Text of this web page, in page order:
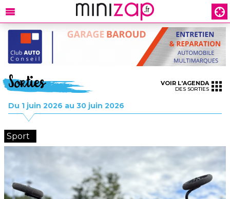
Sorties
Du 1 juin 2026 au 30 juin 2026
VOIR L'AGENDA
DES SORTIES
Sport